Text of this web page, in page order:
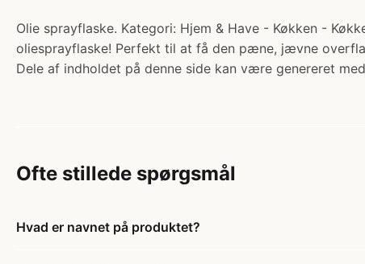
Olie sprayflaske. Kategori: Hjem & Have - Køkken -
oliesprayflaske! Perfekt til at få den pæne, jævne
Dele af indholdet på denne side kan være genereret
Ofte stillede spørgsmål
Hvad er navnet på produktet?